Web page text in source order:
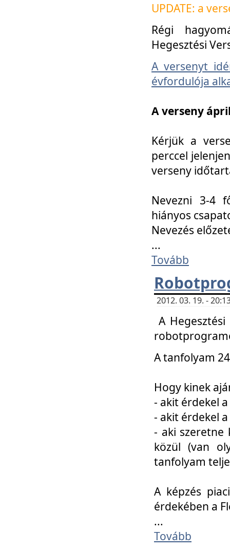
UPDATE: a
Régi
Hegesztési
A versenyt
évfordulója
A verseny
Kérjük a
perccel
verseny
Nevezni 3-4
hiányos
Nevezés
...
Tovább
2012. 03. 19. -
A
A tanfolyam
Hogy kinek
- akit érdekel
- akit érdekel
- aki szeretne
közül (van
tanfolyam
A képzés
érdekében a
...
Tovább